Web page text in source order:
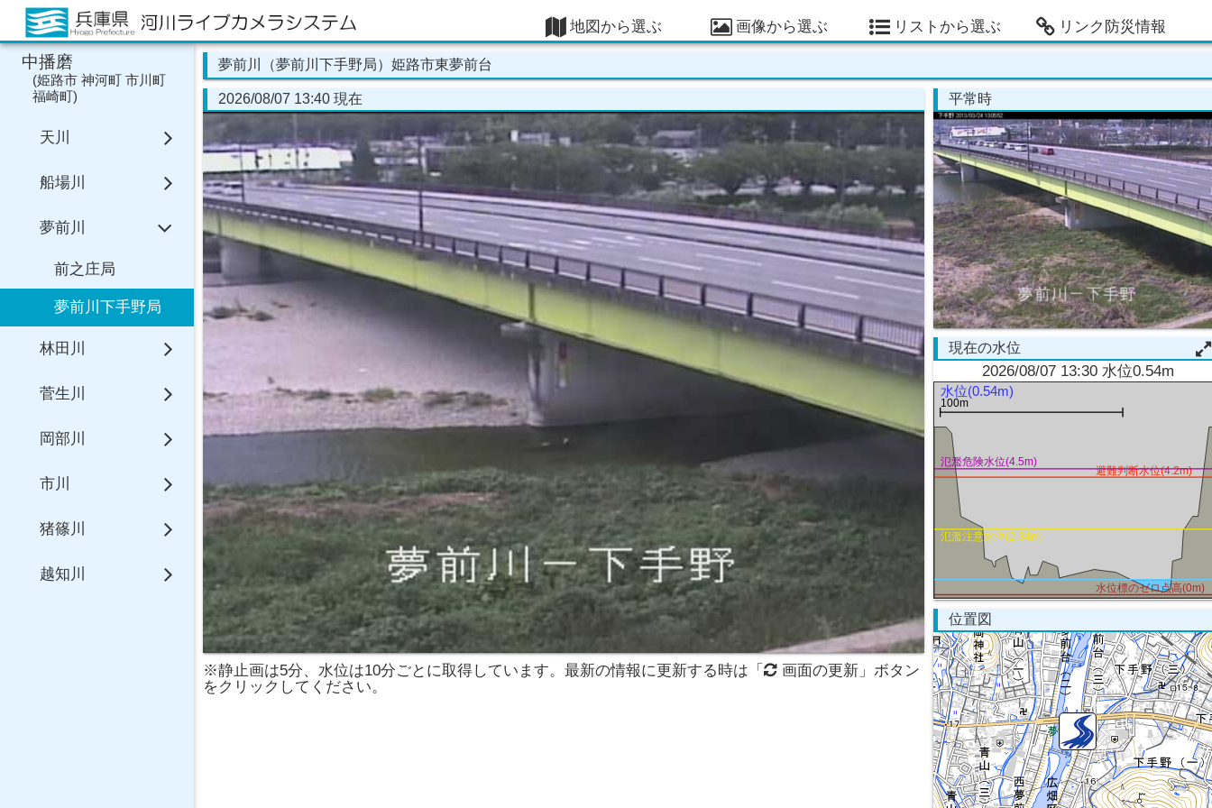
地図から選ぶ 画像から選ぶ リストから選ぶ リンク防災情報
中播磨
(姫路市 神河町 市川町
福崎町)
天川
船場川
夢前川
前之庄局
夢前川下手野局
林田川
菅生川
岡部川
市川
猪篠川
越知川
夢前川（夢前川下手野局）姫路市東夢前台
2026/08/07 13:40 現在
※静止画は5分、水位は10分ごとに取得しています。最新の情報に更新する時は「
画面の更新」ボタン
をクリックしてください。
平常時
現在の水位
2026/08/07 13:30 水位0.54m
水位(0.54m)
氾濫注意水位(2.34m)
避難判断水位(4.2m)
氾濫危険水位(4.5m)
水位標のゼロ点高(0m)
100m
位置図